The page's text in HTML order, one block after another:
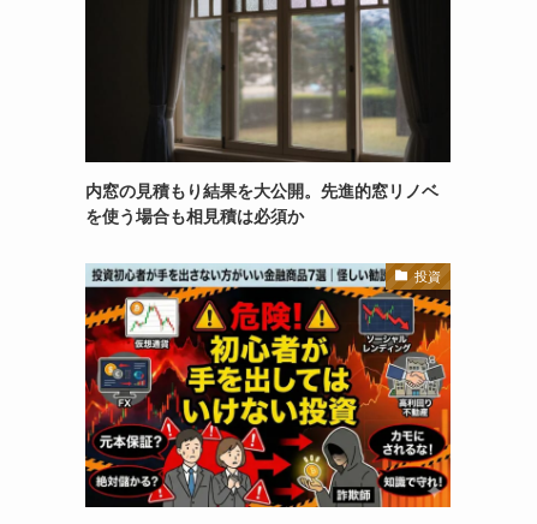
内窓の見積もり結果を大公開。先進的窓リノベ
を使う場合も相見積は必須か
投資